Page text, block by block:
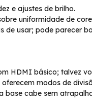
e ajustes de brilho.
uniformidade de
de usar; pode parecer
HDMI básico; talvez
modos de
base cabe sem